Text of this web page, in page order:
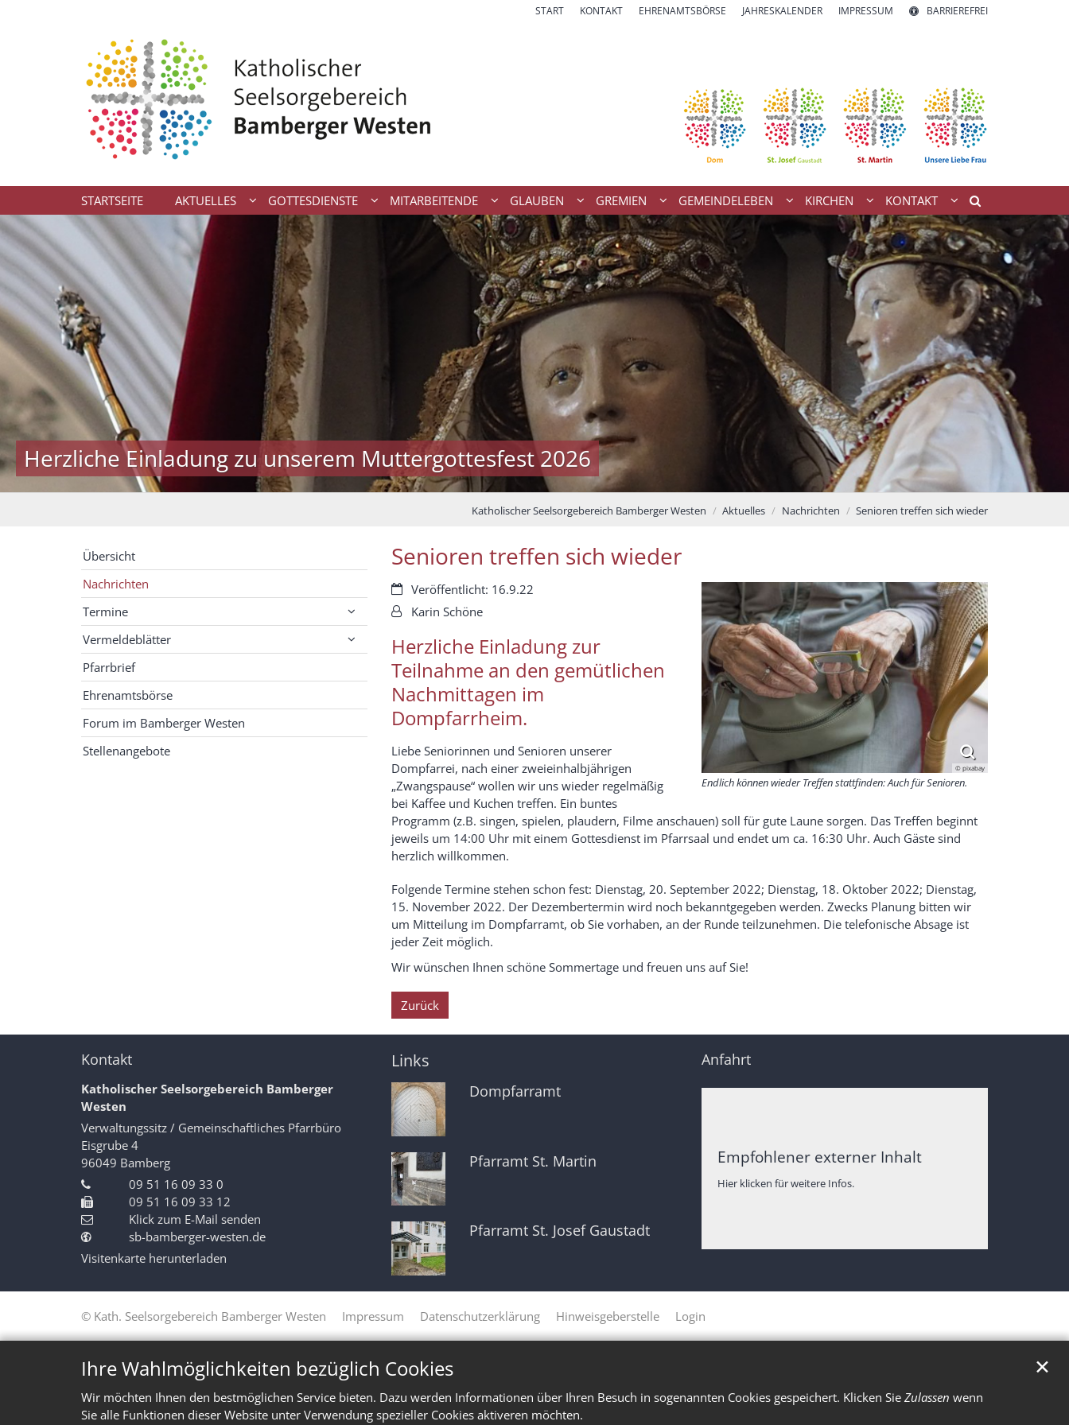
Ihre Wahlmöglichkeiten bezüglich Cookies
Wir möchten Ihnen den bestmöglichen Service bieten. Dazu werden Informationen über Ihren Besuch in sogenannten Cookies gespeichert. Klicken Sie Zulassen wenn
Sie alle Funktionen dieser Website unter Verwendung spezieller Cookies aktiveren möchten.
✕
START KONTAKT EHRENAMTSBÖRSE JAHRESKALENDER IMPRESSUM BARRIEREFREI
STARTSEITE AKTUELLES GOTTESDIENSTE MITARBEITENDE GLAUBEN GREMIEN GEMEINDELEBEN KIRCHEN KONTAKT
Herzliche Einladung zu unserem Muttergottesfest 2026
Katholischer Seelsorgebereich Bamberger Westen Aktuelles Nachrichten Senioren treffen sich wieder
Senioren treffen sich wieder
© pixabay
Endlich können wieder Treffen stattfinden: Auch für Senioren.
Datum:Veröffentlicht: 16.9.22
Von:Karin Schöne
Herzliche Einladung zur
Teilnahme an den gemütlichen
Nachmittagen im
Dompfarrheim.
Liebe Seniorinnen und Senioren unserer
Dompfarrei, nach einer zweieinhalbjährigen
„Zwangspause“ wollen wir uns wieder regelmäßig
bei Kaffee und Kuchen treffen. Ein buntes
Programm (z.B. singen, spielen, plaudern, Filme anschauen) soll für gute Laune sorgen. Das Treffen beginnt
jeweils um 14:00 Uhr mit einem Gottesdienst im Pfarrsaal und endet um ca. 16:30 Uhr. Auch Gäste sind
herzlich willkommen.
Folgende Termine stehen schon fest: Dienstag, 20. September 2022; Dienstag, 18. Oktober 2022; Dienstag,
15. November 2022. Der Dezembertermin wird noch bekanntgegeben werden. Zwecks Planung bitten wir
um Mitteilung im Dompfarramt, ob Sie vorhaben, an der Runde teilzunehmen. Die telefonische Absage ist
jeder Zeit möglich.
Wir wünschen Ihnen schöne Sommertage und freuen uns auf Sie!
Zurück
Übersicht
Nachrichten
Termine
Vermeldeblätter
Pfarrbrief
Ehrenamtsbörse
Forum im Bamberger Westen
Stellenangebote
Kontakt
Katholischer Seelsorgebereich Bamberger
Westen
Verwaltungssitz / Gemeinschaftliches Pfarrbüro
Eisgrube 4
96049 Bamberg
09 51 16 09 33 0
09 51 16 09 33 12
Klick zum E-Mail senden
sb-bamberger-westen.de
Visitenkarte herunterladen
Links
Dompfarramt
Pfarramt St. Martin
Pfarramt St. Josef Gaustadt
Anfahrt
Empfohlener externer Inhalt
Hier klicken für weitere Infos.
© Kath. Seelsorgebereich Bamberger Westen Impressum Datenschutzerklärung Hinweisgeberstelle Login